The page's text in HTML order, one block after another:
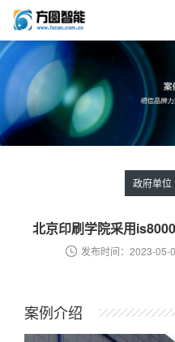
政府单位
北京印刷学院采用
发布时间：2023-05-
案例介绍